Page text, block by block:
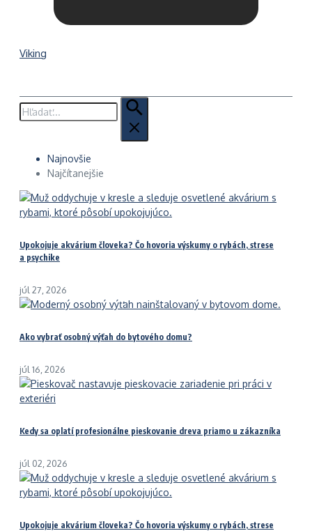
Viking
Hľadať:
Najnovšie
Najčítanejšie
Upokojuje akvárium človeka? Čo hovoria výskumy o rybách, strese
a psychike
júl 27, 2026
Ako vybrať osobný výťah do bytového domu?
júl 16, 2026
Kedy sa oplatí profesionálne pieskovanie dreva priamo u zákazníka
júl 02, 2026
Upokojuje akvárium človeka? Čo hovoria výskumy o rybách, strese